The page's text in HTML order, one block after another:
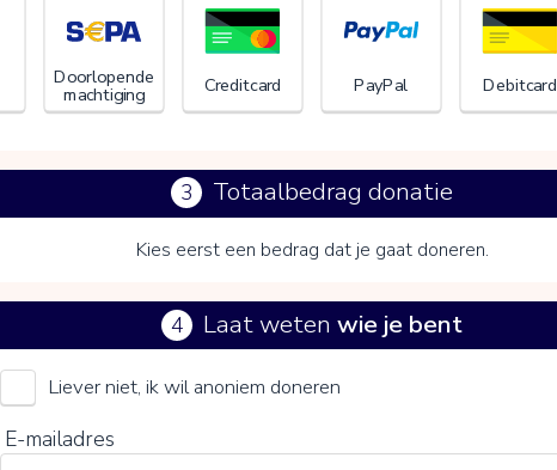
Doorlopende
machtiging Creditcard PayPal Debitcard
3 Totaalbedrag donatie
Kies eerst een bedrag dat je gaat doneren.
Natuurmonumenten
Kies je vrijwillige bijdrage
0%
4 Laat weten wie je bent
Liever niet, ik wil anoniem doneren
E-mailadres